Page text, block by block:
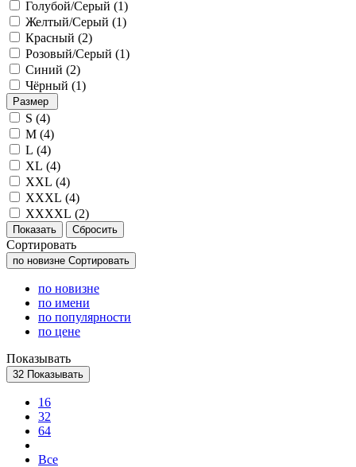
Голубой/Серый (1)
Желтый/Серый (1)
Красный (2)
Розовый/Серый (1)
Синий (2)
Чёрный (1)
Размер
S (4)
M (4)
L (4)
XL (4)
XXL (4)
XXXL (4)
XXXXL (2)
Сортировать
по новизне Сортировать
по новизне
по имени
по популярности
по цене
Показывать
32 Показывать
16
32
64
Все